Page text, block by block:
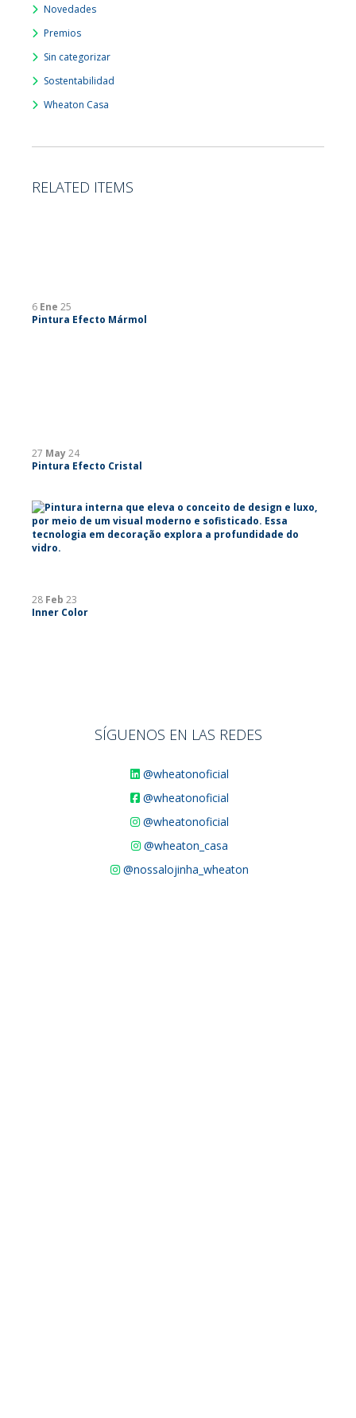
Novedades
Premios
Sin categorizar
Sostentabilidad
Wheaton Casa
RELATED ITEMS
6 Ene 25
Pintura Efecto Mármol
27 May24
Pintura Efecto Cristal
28 Feb 23
Inner Color
SÍGUENOS EN LAS REDES
@wheatonoficial
@wheatonoficial
@wheatonoficial
@wheaton_casa
@nossalojinha_wheaton